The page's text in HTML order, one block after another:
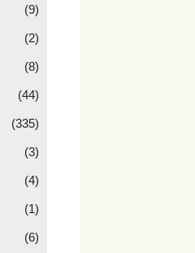
(9)
(2)
(8)
(44)
(335)
(3)
(4)
(1)
(6)